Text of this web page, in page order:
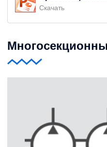
Скачать